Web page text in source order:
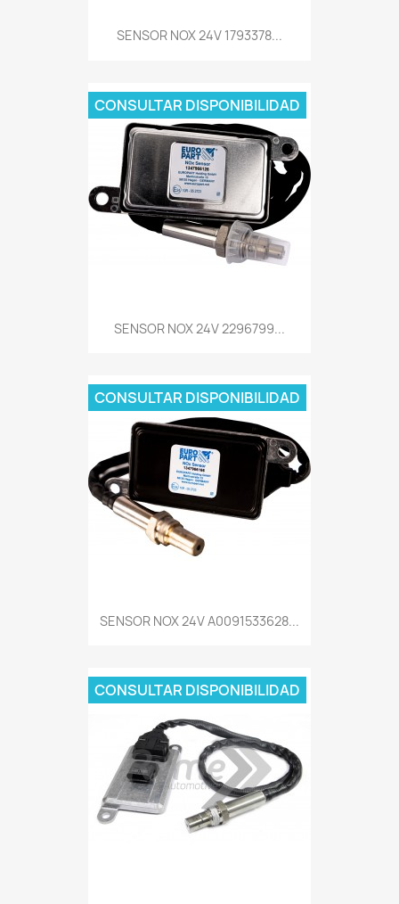
SENSOR NOX 24V 1793378...
SENSOR NOX 24V 2296799...
CONSULTAR DISPONIBILIDAD
SENSOR NOX 24V A0091533628...
CONSULTAR DISPONIBILIDAD
CONSULTAR DISPONIBILIDAD